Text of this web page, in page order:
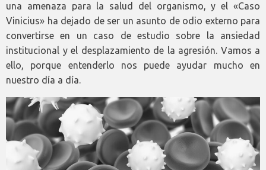
una amenaza para la salud del organismo, y el «Caso
Vinicius» ha dejado de ser un asunto de odio externo para
convertirse en un caso de estudio sobre la ansiedad
institucional y el desplazamiento de la agresión. Vamos a
ello, porque entenderlo nos puede ayudar mucho en
nuestro día a día.